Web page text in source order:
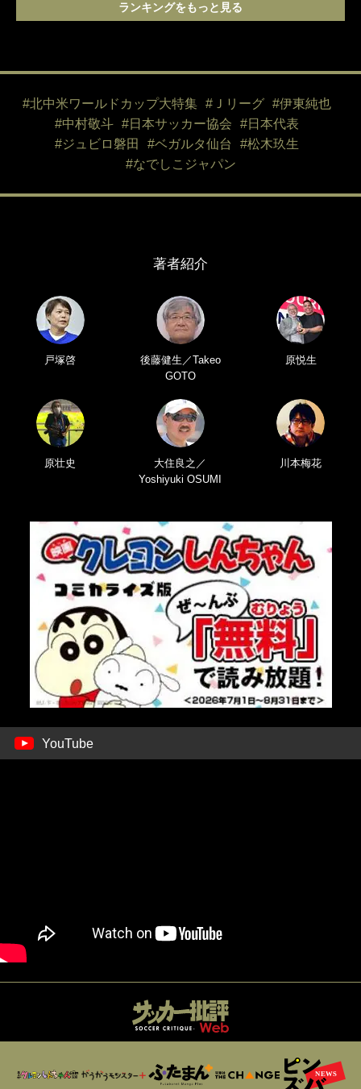
ランキングをもっと見る
#北中米ワールドカップ大特集 #Ｊリーグ
#伊東純也
#中村敬斗
#日本サッカー協会
#日本代表
#ジュビロ磐田
#ベガルタ仙台
#松木玖生
#なでしこジャパン
著者紹介
戸塚啓
後藤健生／Takeo
GOTO
原悦生
原壮史
大住良之／
Yoshiyuki OSUMI
川本梅花
YouTube